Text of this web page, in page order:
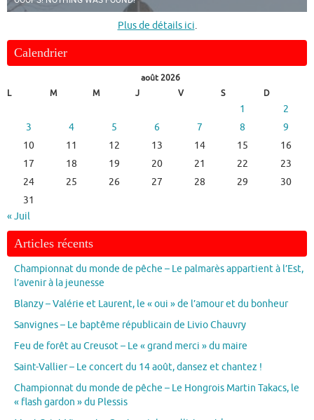
Plus de détails ici.
Calendrier
août 2026
L
M M J V S D
1
2
3
4 5 6 7 8
9
10
11 12 13 14 15
16
17
18 19 20 21 22
23
24
25 26 27 28 29
30
31
« Juil
Articles récents
Championnat du monde de pêche – Le palmarès appartient à l’Est,
l’avenir à la jeunesse
Blanzy – Valérie et Laurent, le « oui » de l’amour et du bonheur
Sanvignes – Le baptême républicain de Livio Chauvry
Feu de forêt au Creusot – Le « grand merci » du maire
Saint-Vallier – Le concert du 14 août, dansez et chantez !
Championnat du monde de pêche – Le Hongrois Martin Takacs, le
« flash gardon » du Plessis